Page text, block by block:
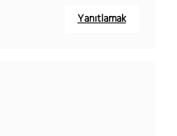
Yanıtlamak